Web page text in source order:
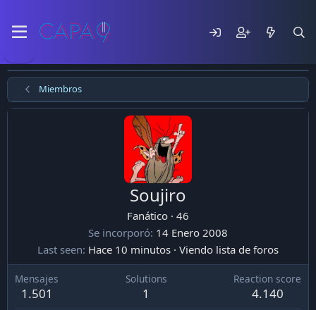
Miembros
Soujiro
Fanático · 46
Se incorporó 14 Enero 2008
Last seen Hace 10 minutos · Viendo lista de foros
Mensajes
1.501
Solutions
1
Reaction score
4.140